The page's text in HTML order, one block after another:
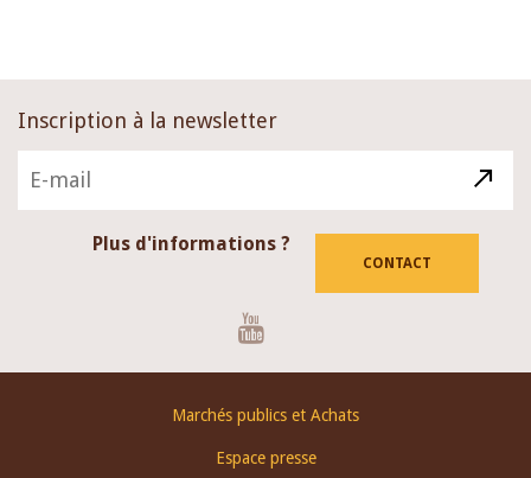
Inscription à la newsletter
Plus d'informations ?
CONTACT
Marchés publics et Achats
Espace presse